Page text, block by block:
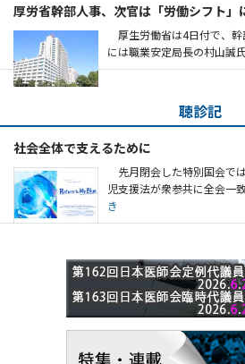
厚労省幹部人事、次官は「労働シフト」
厚生労働省は4日付で、
には職業安定局長の村山誠
聴診記
社会全体で支えるために
先月閉会した特別国会で
児支援法が衆参共に全会一
き